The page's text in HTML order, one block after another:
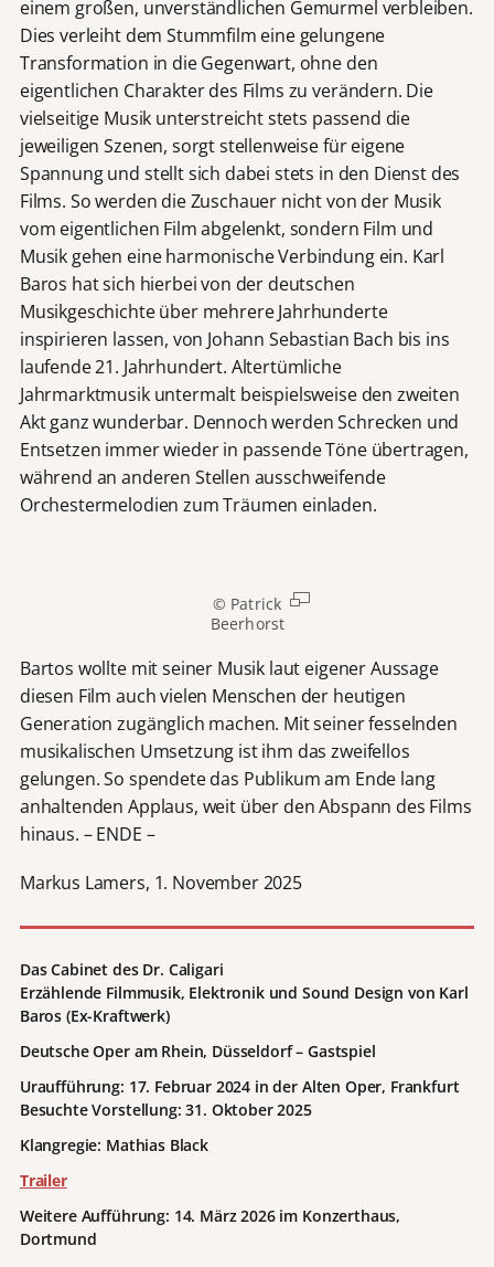
einem großen, unverständlichen Gemurmel verbleiben.
Dies verleiht dem Stummfilm eine gelungene
Transformation in die Gegenwart, ohne den
eigentlichen Charakter des Films zu verändern. Die
vielseitige Musik unterstreicht stets passend die
jeweiligen Szenen, sorgt stellenweise für eigene
Spannung und stellt sich dabei stets in den Dienst des
Films. So werden die Zuschauer nicht von der Musik
vom eigentlichen Film abgelenkt, sondern Film und
Musik gehen eine harmonische Verbindung ein. Karl
Baros hat sich hierbei von der deutschen
Musikgeschichte über mehrere Jahrhunderte
inspirieren lassen, von Johann Sebastian Bach bis ins
laufende 21. Jahrhundert. Altertümliche
Jahrmarktmusik untermalt beispielsweise den zweiten
Akt ganz wunderbar. Dennoch werden Schrecken und
Entsetzen immer wieder in passende Töne übertragen,
während an anderen Stellen ausschweifende
Orchestermelodien zum Träumen einladen.
© Patrick
Beerhorst
Bartos wollte mit seiner Musik laut eigener Aussage
diesen Film auch vielen Menschen der heutigen
Generation zugänglich machen. Mit seiner fesselnden
musikalischen Umsetzung ist ihm das zweifellos
gelungen. So spendete das Publikum am Ende lang
anhaltenden Applaus, weit über den Abspann des Films
hinaus. – ENDE –
Markus Lamers, 1. November 2025
Das Cabinet des Dr. Caligari
Erzählende Filmmusik, Elektronik und Sound Design von Karl
Baros (Ex-Kraftwerk)
Deutsche Oper am Rhein, Düsseldorf – Gastspiel
Uraufführung: 17. Februar 2024 in der Alten Oper, Frankfurt
Besuchte Vorstellung: 31. Oktober 2025
Klangregie: Mathias Black
Trailer
Weitere Aufführung: 14. März 2026 im Konzerthaus,
Dortmund